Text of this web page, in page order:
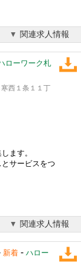
関連求人情報
ローワーク札
西１条１１丁
ます。
サービスをつ
関連求人情報
新着 - ハロー